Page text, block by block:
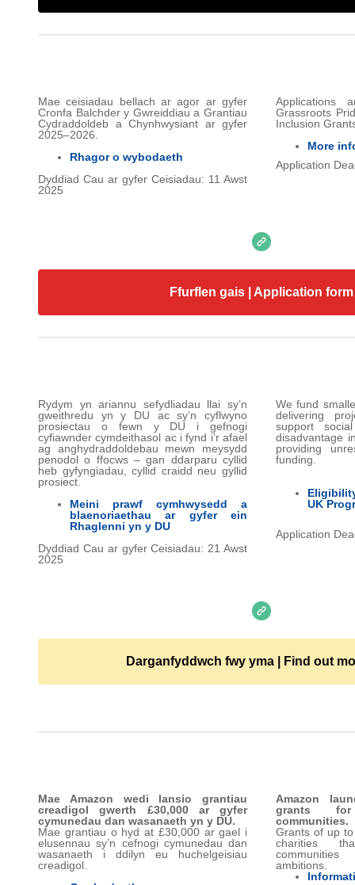
Mae ceisiadau bellach ar agor ar gyfer
Cronfa Balchder y Gwreiddiau a Grantiau
Cydraddoldeb a Chynhwysiant ar gyfer
2025–2026.
Rhagor o wybodaeth
Dyddiad Cau ar gyfer Ceisiadau: 11 Awst
2025
Grassroots
Inclusion
More
Application
Ffurflen gais | Application form
Rydym yn ariannu sefydliadau llai sy’n
gweithredu yn y DU ac sy’n cyflwyno
prosiectau o fewn y DU i gefnogi
cyfiawnder cymdeithasol ac i fynd i’r afael
ag anghydraddoldebau mewn meysydd
penodol o ffocws – gan ddarparu cyllid
heb gyfyngiadau, cyllid craidd neu gyllid
prosiect.
Meini prawf cymhwysedd a
blaenoriaethau ar gyfer ein
Rhaglenni yn y DU
Dyddiad Cau ar gyfer Ceisiadau: 21 Awst
2025
We fund
delivering
support
disadvantage
providing
funding.
UK
Application
Darganfyddwch fwy yma | Find out
Mae Amazon wedi lansio grantiau
creadigol gwerth £30,000 ar gyfer
cymunedau dan wasanaeth yn y DU.
Mae grantiau o hyd at £30,000 ar gael i
elusennau sy’n cefnogi cymunedau dan
wasanaeth i ddilyn eu huchelgeisiau
creadigol.
Amazon
grants for
communities.
Grants of up
charities
ambitions.